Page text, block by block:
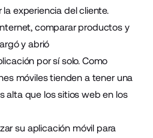
experiencia del cliente.
comparar productos y
y abrió
por sí solo. Como
móviles tienden a tener una
alta que los sitios web en los
su aplicación móvil para